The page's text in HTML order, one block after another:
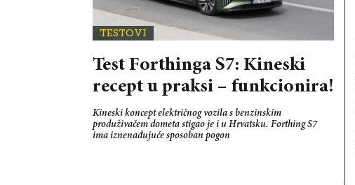
TESTOVI
Test Forthinga S7: Kineski
recept u praksi – funkcionira!
Kineski koncept električnog vozila s benzinskim
produživačem dometa stigao je i u Hrvatsku. Forthing S7
ima iznenađujuće sposoban pogon